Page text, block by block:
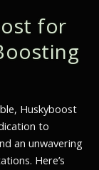
for
Huskyboost
to
an unwavering
Here’s